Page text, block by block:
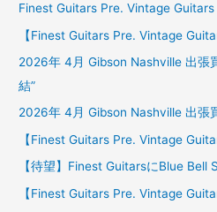
Finest Guitars Pre. Vintage Guitars
【Finest Guitars Pre. Vintage
2026年 4月 Gibson Nashville 出張
結”
2026年 4月 Gibson Nashville 出張
【Finest Guitars Pre. Vintage
【待望】Finest GuitarsにBlue Bell
【Finest Guitars Pre. Vintage